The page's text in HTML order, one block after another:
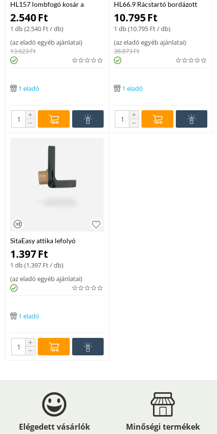
HL157 lombfogó kosár a
HL3100T és HL5100T balkon-,
teraszlefolyó sorozathoz
2.540Ft
1 db (2.540 Ft/ db)
(az eladó egyéb ajánlatai)
13.623Ft
1 eladó
+
−
HL66.9 Rácstartó bordázott
magasítócsővel és nemesacél
lefolyóráccsal (d 145 mm,
147x147 mm)
10.795Ft
1 db (10.795 Ft/ db)
(az eladó egyéb ajánlatai)
38.873Ft
1 eladó
+
−
SitaEasy attika lefolyó
lombkosárhoz 50–100 mm
1.397Ft
1 db (1.397 Ft/ db)
(az eladó egyéb ajánlatai)
1 eladó
+
−
Elégedett vásárlók Minőségi termékek